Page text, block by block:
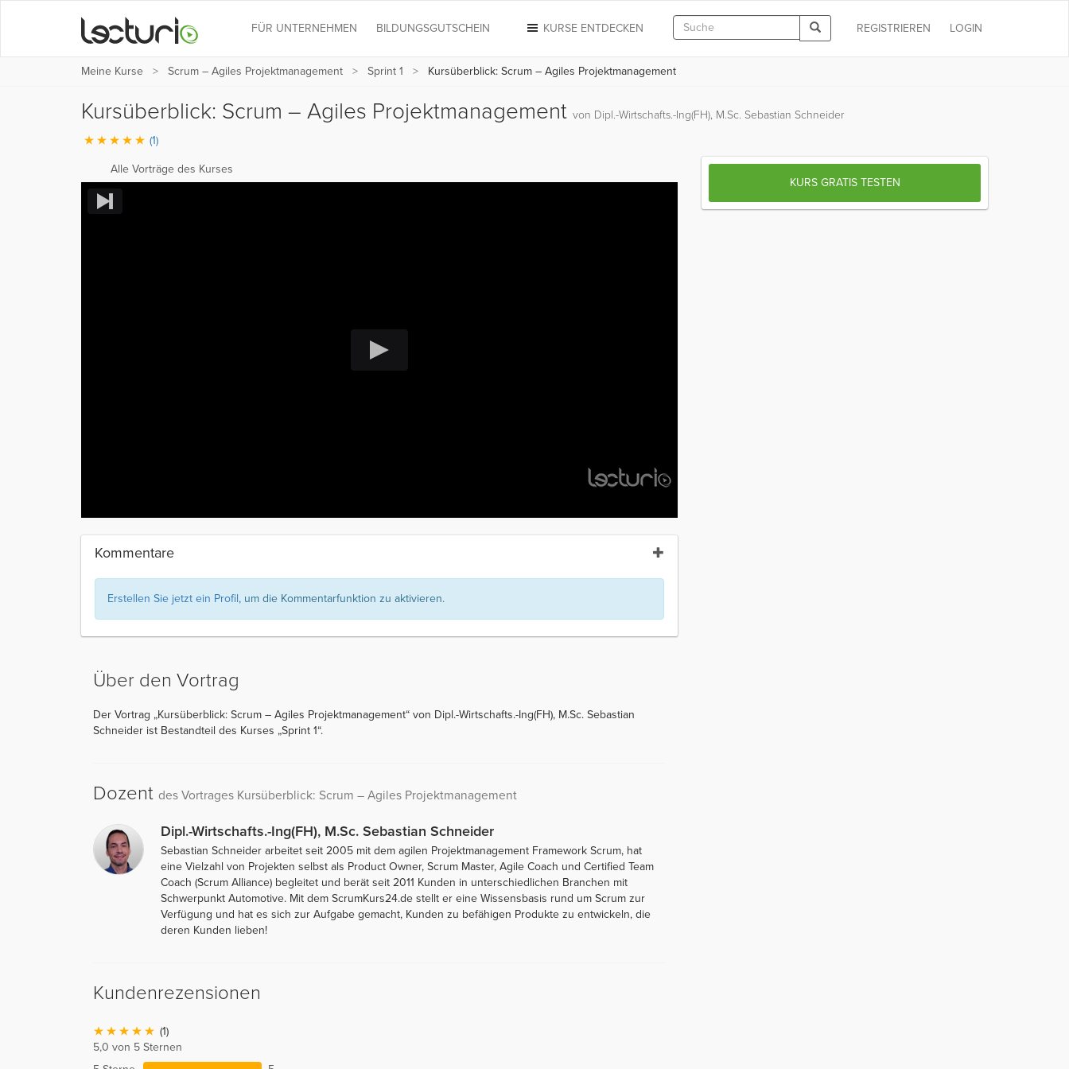
LOGIN
REGISTRIEREN
KURSE ENTDECKEN
FÜR UNTERNEHMEN BILDUNGSGUTSCHEIN
Meine Kurse Scrum – Agiles Projektmanagement Sprint 1 Kursüberblick: Scrum – Agiles Projektmanagement
Kursüberblick: Scrum – Agiles Projektmanagement von Dipl.-Wirtschafts.-Ing(FH), M.Sc. Sebastian Schneider
(1)
Alle Vorträge des Kurses
Kommentare
Erstellen Sie jetzt ein Profil, um die Kommentarfunktion zu aktivieren.
Über den Vortrag
Der Vortrag „Kursüberblick: Scrum – Agiles Projektmanagement“ von Dipl.-Wirtschafts.-Ing(FH), M.Sc. Sebastian
Schneider ist Bestandteil des Kurses „Sprint 1“.
Dozent des Vortrages Kursüberblick: Scrum – Agiles Projektmanagement
Dipl.-Wirtschafts.-Ing(FH), M.Sc. Sebastian Schneider
Sebastian Schneider arbeitet seit 2005 mit dem agilen Projektmanagement Framework Scrum, hat
eine Vielzahl von Projekten selbst als Product Owner, Scrum Master, Agile Coach und Certified Team
Coach (Scrum Alliance) begleitet und berät seit 2011 Kunden in unterschiedlichen Branchen mit
Schwerpunkt Automotive. Mit dem ScrumKurs24.de stellt er eine Wissensbasis rund um Scrum zur
Verfügung und hat es sich zur Aufgabe gemacht, Kunden zu befähigen Produkte zu entwickeln, die
deren Kunden lieben!
Kundenrezensionen
(1)
5,0 von 5 Sternen
KURS GRATIS TESTEN